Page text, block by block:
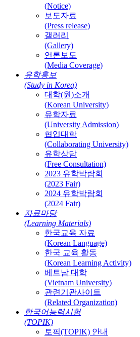
(Notice)
보도자료
(Press release)
갤러리
(Gallery)
언론보도
(Media Coverage)
유학홍보
(Study in Korea)
대학(원)소개
(Korean University)
유학자료
(University Admission)
협업대학
(Collaborating University)
유학상담
(Free Consultation)
2023 유학박람회
(2023 Fair)
2024 유학박람회
(2024 Fair)
자료마당
(Learning Materials)
한국교육 자료
(Korean Language)
한국 교육 활동
(Korean Learning Activity)
베트남 대학
(Vietnam University)
관련기관사이트
(Related Organization)
한국어능력시험
(TOPIK)
토픽(TOPIK) 안내